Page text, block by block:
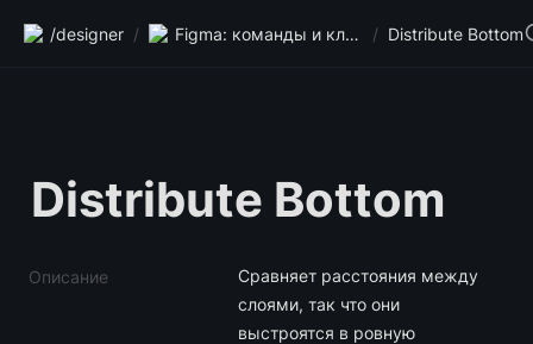
/designer / Figma: команды и клавиши / Distribute Bottom
Distribute Bottom
Описание
Сравняет расстояния между
слоями, так что они
выстроятся в ровную